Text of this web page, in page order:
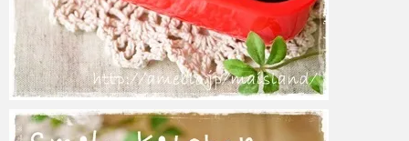
azuki 2017年6月6日